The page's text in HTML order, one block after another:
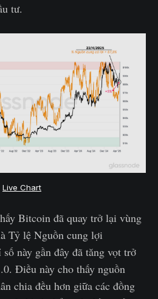
tư.
Live Chart
Bitcoin đã quay trở lại vùng
Tỷ lệ Nguồn cung lợi
này gần đây đã tăng vọt trở
Điều này cho thấy nguồn
chia đều hơn giữa các đồng